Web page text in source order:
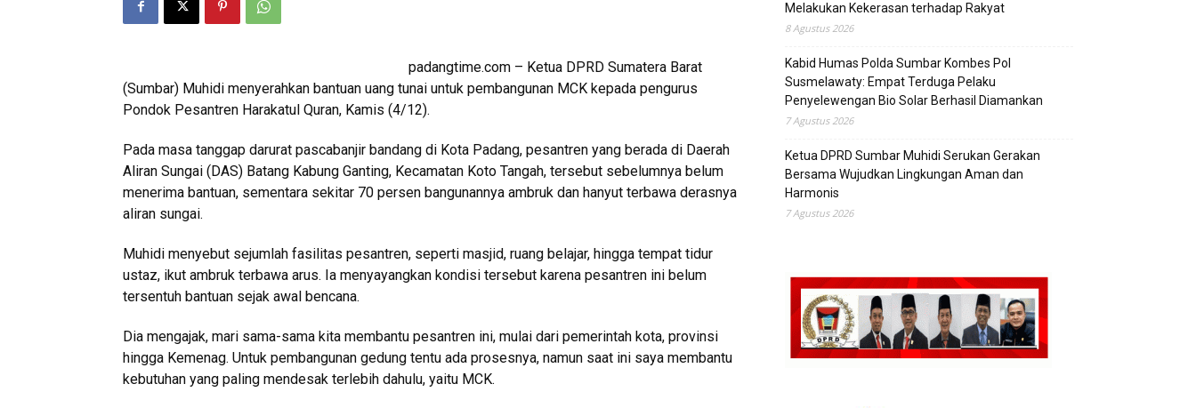
padangtime.com – Ketua DPRD Sumatera Barat
(Sumbar) Muhidi menyerahkan bantuan uang tunai untuk pembangunan MCK kepada pengurus
Pondok Pesantren Harakatul Quran, Kamis (4/12).
Pada masa tanggap darurat pascabanjir bandang di Kota Padang, pesantren yang berada di Daerah
Aliran Sungai (DAS) Batang Kabung Ganting, Kecamatan Koto Tangah, tersebut sebelumnya belum
menerima bantuan, sementara sekitar 70 persen bangunannya ambruk dan hanyut terbawa derasnya
aliran sungai.
Muhidi menyebut sejumlah fasilitas pesantren, seperti masjid, ruang belajar, hingga tempat tidur
ustaz, ikut ambruk terbawa arus. Ia menyayangkan kondisi tersebut karena pesantren ini belum
tersentuh bantuan sejak awal bencana.
Dia mengajak, mari sama-sama kita membantu pesantren ini, mulai dari pemerintah kota, provinsi
hingga Kemenag. Untuk pembangunan gedung tentu ada prosesnya, namun saat ini saya membantu
kebutuhan yang paling mendesak terlebih dahulu, yaitu MCK.
Melakukan Kekerasan terhadap Rakyat
8 Agustus 2026
Kabid Humas Polda Sumbar Kombes Pol
Susmelawaty: Empat Terduga Pelaku
Penyelewengan Bio Solar Berhasil Diamankan
7 Agustus 2026
Ketua DPRD Sumbar Muhidi Serukan Gerakan
Bersama Wujudkan Lingkungan Aman dan
Harmonis
7 Agustus 2026